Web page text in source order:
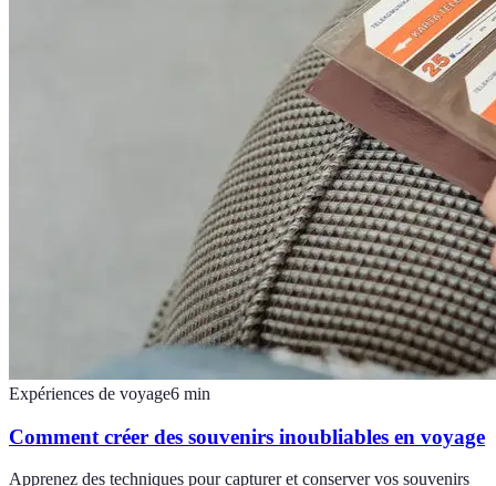
Expériences de voyage6 min
Comment créer des souvenirs inoubliables en voyage
Apprenez des techniques pour capturer et conserver vos souvenirs